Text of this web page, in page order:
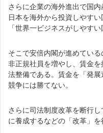
さらに企業の海外進出で国
日本を海外から投資しやす
「世界一ビジネスがしやす
そこで安倍内閣が進めている
非正規社員を増やし、賃金
法整備である。賃金を「発
競争には勝てない。
さらに司法制度改革を断行
に養成するなどの「改革」を